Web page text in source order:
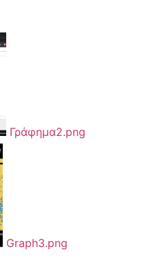
Γράφημα2.png
Graph3.png